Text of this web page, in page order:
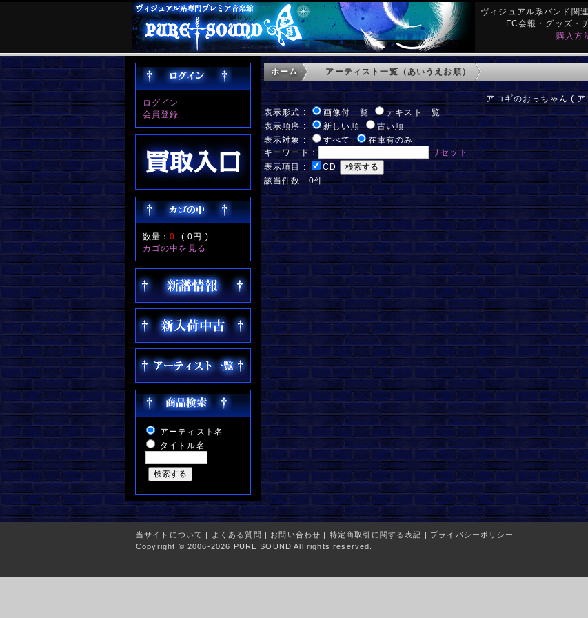
ヴィジュアル系バンド関
FC会報・グッズ・
購入方
ログイン
会員登録
数量：0 (0円 )
カゴの中を見る
アーティスト名
タイトル名
ホーム アーティスト一覧（あいうえお順）
アコギのおっちゃん (
表示形式 :
画像付一覧
テキスト一覧
表示順序 :
新しい順
古い順
表示対象 :
すべて
在庫有のみ
キーワード：
リセット
表示項目 :
CD
該当件数 : 0件
当サイトについて | よくある質問 | お問い合わせ | 特定商取引に関する表記 | プライバシーポリシー
Copyright © 2006-2026 PURE SOUND All rights reserved.